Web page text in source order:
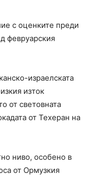
с оценките преди
февруарския
израелската
изток
от световната
от Техеран на
ниво, особено в
от Ормузкия